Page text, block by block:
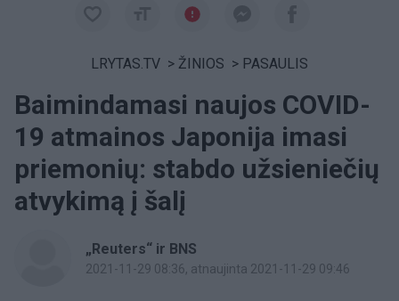
LRYTAS.TV > ŽINIOS > PASAULIS
Baimindamasi naujos COVID-
19 atmainos Japonija imasi
priemonių: stabdo užsieniečių
atvykimą į šalį
„Reuters“ ir BNS
2021-11-29 08:36, atnaujinta 2021-11-29 09:46